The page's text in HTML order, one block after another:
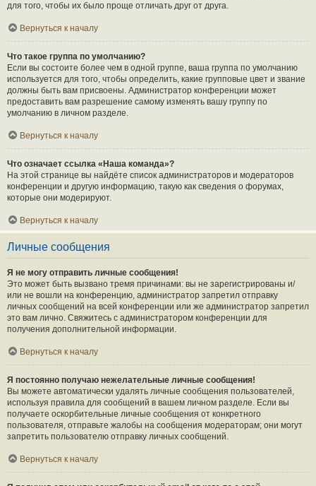
для того, чтобы их было проще отличать друг от друга.
Вернуться к началу
Что такое группа по умолчанию?
Если вы состоите более чем в одной группе, ваша группа по умолчанию
используется для того, чтобы определить, какие групповые цвет и звание
должны быть вам присвоены. Администратор конференции может
предоставить вам разрешение самому изменять вашу группу по
умолчанию в личном разделе.
Вернуться к началу
Что означает ссылка «Наша команда»?
На этой странице вы найдёте список администраторов и модераторов
конференции и другую информацию, такую как сведения о форумах,
которые они модерируют.
Вернуться к началу
Личные сообщения
Я не могу отправить личные сообщения!
Это может быть вызвано тремя причинами: вы не зарегистрированы и/
или не вошли на конференцию, администратор запретил отправку
личных сообщений на всей конференции или же администратор запретил
это вам лично. Свяжитесь с администратором конференции для
получения дополнительной информации.
Вернуться к началу
Я постоянно получаю нежелательные личные сообщения!
Вы можете автоматически удалять личные сообщения пользователей,
используя правила для сообщений в вашем личном разделе. Если вы
получаете оскорбительные личные сообщения от конкретного
пользователя, отправьте жалобы на сообщения модераторам; они могут
запретить пользователю отправку личных сообщений.
Вернуться к началу